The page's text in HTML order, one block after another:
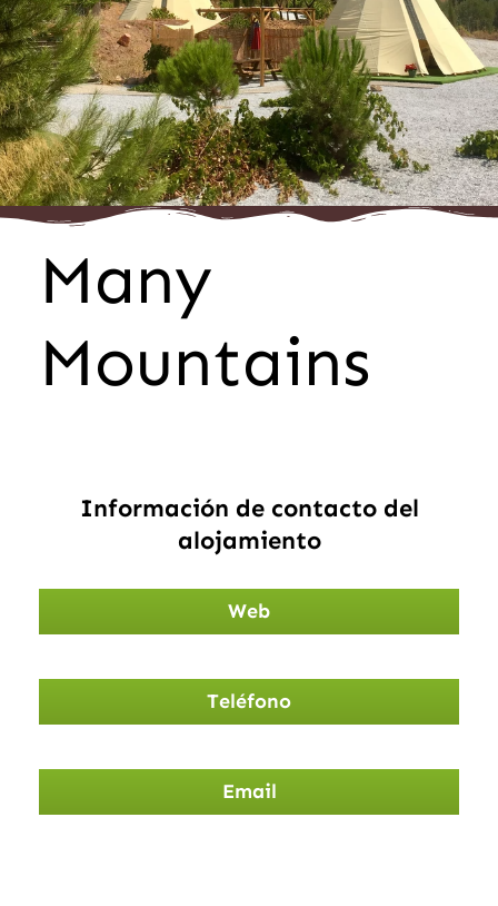
Many
Mountains
Información de contacto del
alojamiento
Web
Teléfono
Email